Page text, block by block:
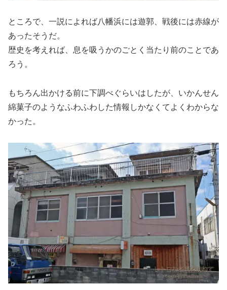
ところで、一説によれば八幡浜には遊郭、戦後には赤線が
あったそうだ。
歴史を考えれば、息を吸うかのごとく当たり前のことであ
ろう。
もちろん出かける前に下調べぐらいはしたが、いかんせん
綿菓子のようなふわふわした情報しかなくてよくわからな
かった。